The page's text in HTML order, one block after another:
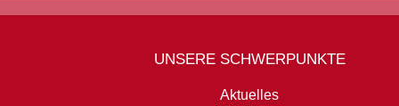
UNSERE SCHWERPUNKTE
Aktuelles